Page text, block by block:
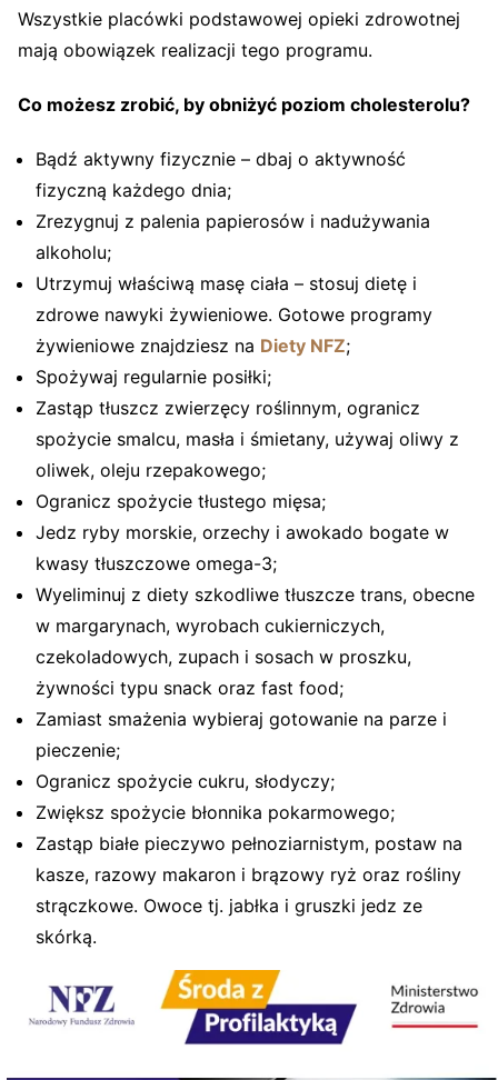
Wszystkie placówki podstawowej opieki zdrowotnej
mają obowiązek realizacji tego programu.
Co możesz zrobić, by obniżyć poziom cholesterolu?
Bądź aktywny fizycznie – dbaj o aktywność
fizyczną każdego dnia;
Zrezygnuj z palenia papierosów i nadużywania
alkoholu;
Utrzymuj właściwą masę ciała – stosuj dietę i
zdrowe nawyki żywieniowe. Gotowe programy
żywieniowe znajdziesz na Diety NFZ;
Spożywaj regularnie posiłki;
Zastąp tłuszcz zwierzęcy roślinnym, ogranicz
spożycie smalcu, masła i śmietany, używaj oliwy z
oliwek, oleju rzepakowego;
Ogranicz spożycie tłustego mięsa;
Jedz ryby morskie, orzechy i awokado bogate w
kwasy tłuszczowe omega-3;
Wyeliminuj z diety szkodliwe tłuszcze trans, obecne
w margarynach, wyrobach cukierniczych,
czekoladowych, zupach i sosach w proszku,
żywności typu snack oraz fast food;
Zamiast smażenia wybieraj gotowanie na parze i
pieczenie;
Ogranicz spożycie cukru, słodyczy;
Zwiększ spożycie błonnika pokarmowego;
Zastąp białe pieczywo pełnoziarnistym, postaw na
kasze, razowy makaron i brązowy ryż oraz rośliny
strączkowe. Owoce tj. jabłka i gruszki jedz ze
skórką.